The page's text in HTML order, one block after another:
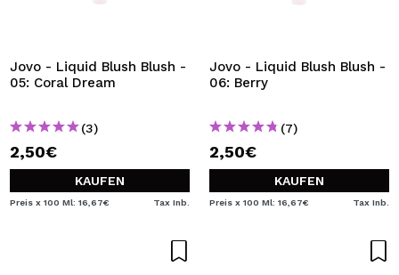
Jovo - Liquid Blush Blush -
05: Coral Dream
(3)
2,50€
KAUFEN
Preis x 100 Ml: 16,67€ Tax Inb.
Jovo - Liquid Blush Blush -
06: Berry
(7)
2,50€
KAUFEN
Preis x 100 Ml: 16,67€ Tax Inb.